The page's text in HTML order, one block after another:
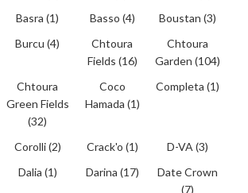
Basra(1) Basso (4) Boustan (3)
Burcu(4)
Chtoura
Fields (16)
Chtoura
Garden (104)
Chtoura
Green Fields
(32)
Coco
Hamada (1)
Completa (1)
Corolli(2) Crack'o (1) D-VA (3)
Dalia (1) Darina (17)
Date Crown
(7)